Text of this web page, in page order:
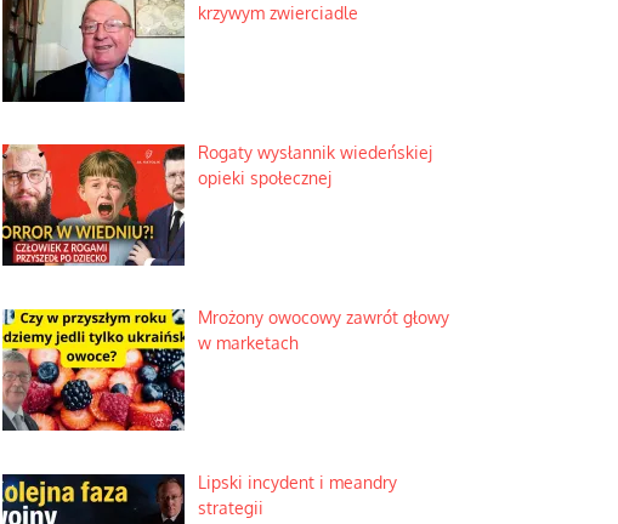
krzywym zwierciadle
Rogaty wysłannik wiedeńskiej
opieki społecznej
Mrożony owocowy zawrót głowy
w marketach
Lipski incydent i meandry
strategii